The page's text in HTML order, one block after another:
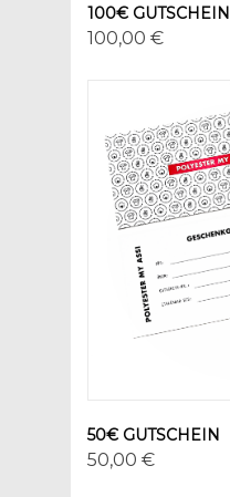
100€ GUTSCHEIN
100,00 €
50€ GUTSCHEIN
50,00 €